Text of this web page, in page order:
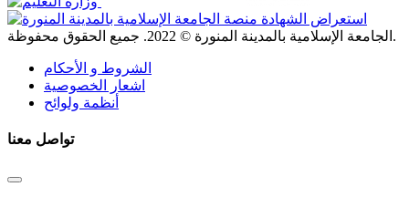
الجامعة الإسلامية بالمدينة المنورة © 2022 . جميع الحقوق محفوظة.
الشروط و الأحكام
اشعار الخصوصية
أنظمة ولوائح
تواصل معنا